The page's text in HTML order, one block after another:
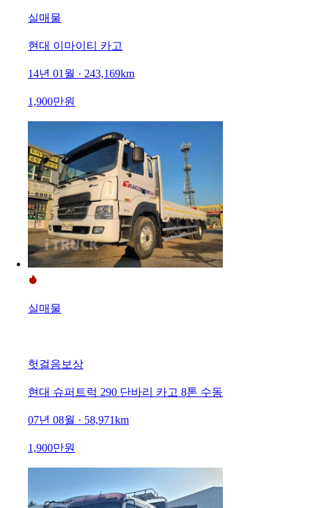
실매물
현대 이마이티 카고
14년 01월 · 243,169km
1,900만원
실매물
헛걸음보상
현대 슈퍼트럭 290 단바리 카고 8톤 수동
07년 08월 · 58,971km
1,900만원